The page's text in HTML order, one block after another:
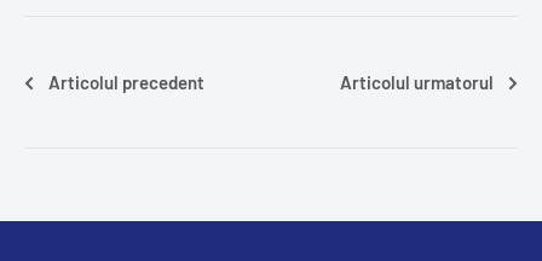
Articolul precedent Articolul urmatorul